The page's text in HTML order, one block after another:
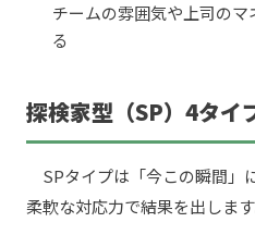
チームの雰囲気や上司の
る
探検家型（SP）4タイ
SPタイプは「今この瞬間」
柔軟な対応力で結果を出します